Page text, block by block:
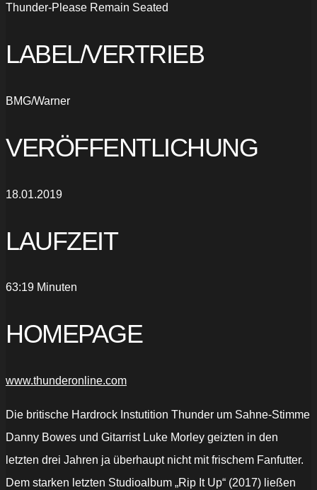
Thunder-Please Remain Seated
LABEL/VERTRIEB
BMG/Warner
VERÖFFENTLICHUNG
18.01.2019
LAUFZEIT
63:19 Minuten
HOMEPAGE
www.thunderonline.com
Die britische Hardrock Instutition Thunder um Sahne-Stimme
Danny Bowes und Gitarrist Luke Morley geizten in den
letzten drei Jahren ja überhaupt nicht mit frischem Fanfutter.
Dem starken letzten Studioalbum „Rip It Up“ (2017) ließen